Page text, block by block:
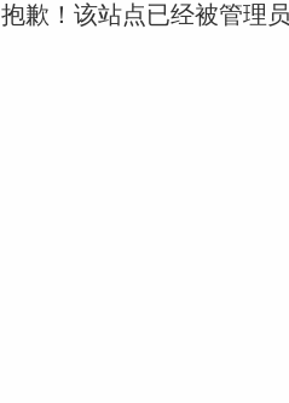
抱歉！该站点已经被管理